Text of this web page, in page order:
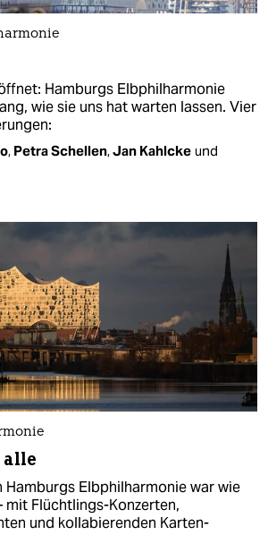
Hamburgs Elbphilharmonie
wie sie uns hat warten lassen. Vier
, Petra Schellen,Jan Kahlcke und
alle
Hamburgs Elbphilharmonie war wie
mit Flüchtlings-Konzerten,
und kollabierenden Karten-